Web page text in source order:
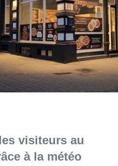
visiteurs au
à la météo